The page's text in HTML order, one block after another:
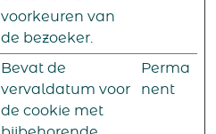
voorkeuren van
de bezoeker.
Bevat de
vervaldatum voor
de cookie met
Perma
nent